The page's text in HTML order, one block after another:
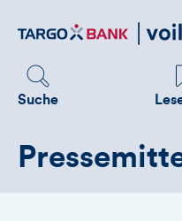
zum
Suche